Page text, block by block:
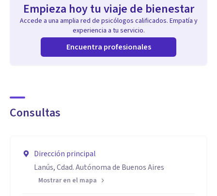
Empieza hoy tu viaje de bienestar
Accede a una amplia red de psicólogos calificados. Empatía y
experiencia a tu servicio.
Encuentra profesionales
Consultas
Dirección principal
Lanús, Cdad. Autónoma de Buenos Aires
Mostrar en el mapa